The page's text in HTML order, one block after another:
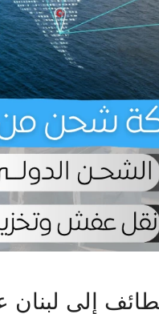
إلى لبنان